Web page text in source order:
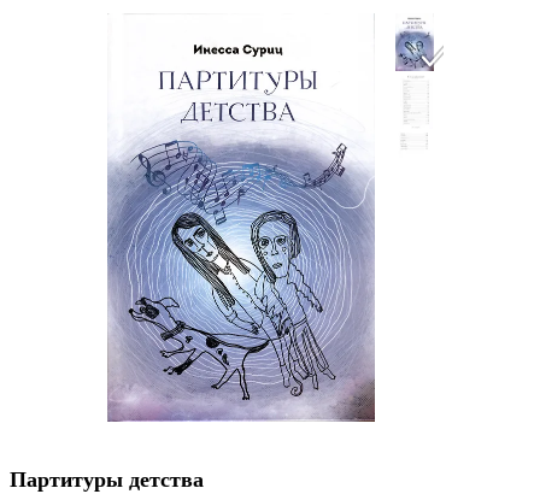
Партитуры детства